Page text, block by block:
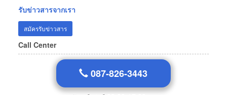
รับข่าวสารจากเรา
สมัครรับข่าวสาร
Call Center
087-826-3443